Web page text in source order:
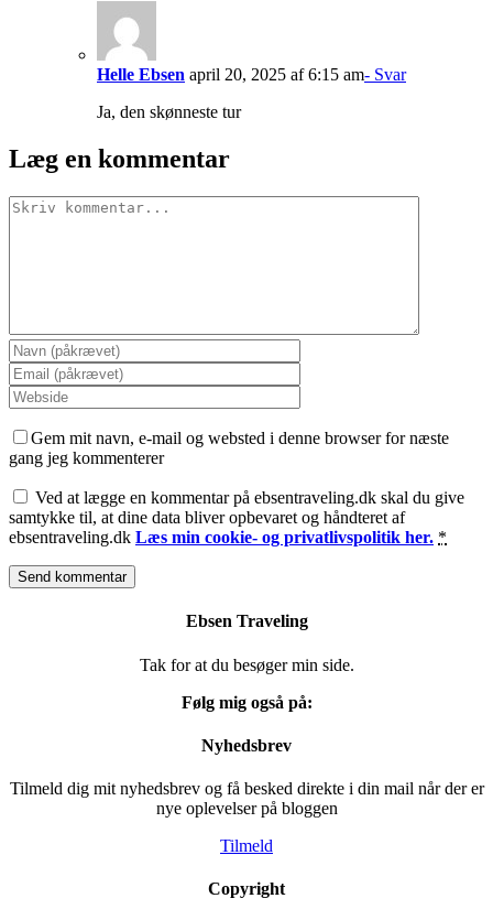
Helle Ebsen april 20, 2025 af 6:15 am- Svar
Ja, den skønneste tur
Læg en kommentar
Comment
Gem mit navn, e-mail og websted i denne browser for næste
gang jeg kommenterer
Ved at lægge en kommentar på ebsentraveling.dk skal du give
samtykke til, at dine data bliver opbevaret og håndteret af
ebsentraveling.dk Læs min cookie- og privatlivspolitik her. *
Ebsen Traveling
Tak for at du besøger min side.
Følg mig også på:
Nyhedsbrev
Tilmeld dig mit nyhedsbrev og få besked direkte i din mail når der er
nye oplevelser på bloggen
Tilmeld
Copyright